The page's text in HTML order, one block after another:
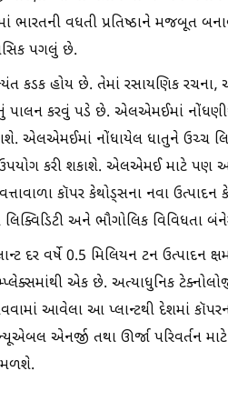
ભારતની વધતી પ્રતિષ્ઠાને મજબૂત
પગલું છે.
કડક હોય છે. તેમાં રસાયણિક
પાલન કરવું પડે છે. એલએમઈમાં
એલએમઈમાં નોંધાયેલ ધાતુને ઉચ્ચ
કરી શકાશે. એલએમઈ માટે પણ
કૉપર કેથોડ્સના નવા ઉત્પાદન
અને ભૌગોલિક વિવિધતા
દર વર્ષે 0.5 મિલિયન ટન ઉત્પાદન
એક છે. અત્યાધુનિક
આવેલા આ પ્લાન્ટથી દેશમાં
એનર્જી તથા ઊર્જા પરિવર્તન માટે